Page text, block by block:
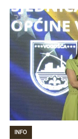
INFO